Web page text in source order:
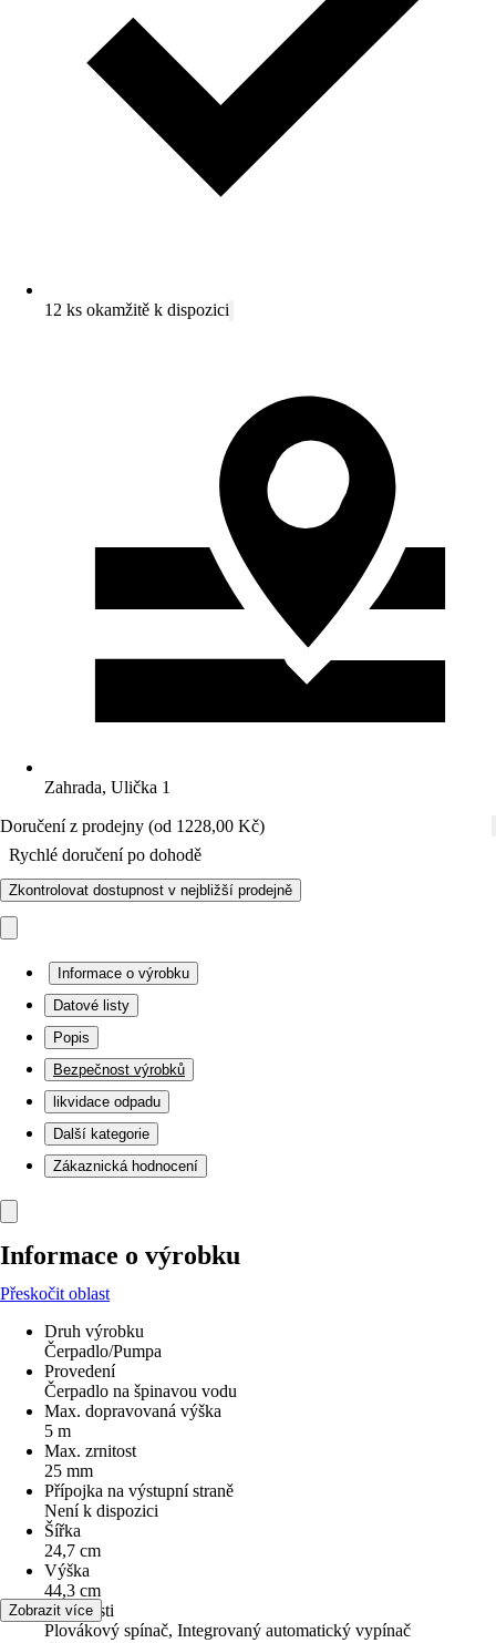
12 ks okamžitě k dispozici
Zahrada, Ulička 1
Doručení z prodejny (od 1228,00 Kč)
Rychlé doručení po dohodě
Zkontrolovat dostupnost v nejbližší prodejně
Informace o výrobku
Datové listy
Popis
Bezpečnost výrobků
likvidace odpadu
Další kategorie
Zákaznická hodnocení
Informace o výrobku
Přeskočit oblast
Druh výrobku
Čerpadlo/Pumpa
Provedení
Čerpadlo na špinavou vodu
Max. dopravovaná výška
5 m
Max. zrnitost
25 mm
Přípojka na výstupní straně
Není k dispozici
Šířka
24,7 cm
Výška
44,3 cm
Vlastnosti
Plovákový spínač, Integrovaný automatický vypínač
Zobrazit více